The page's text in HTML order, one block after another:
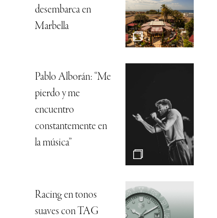
desembarca en
Marbella
Pablo Alborán: “Me
pierdo y me
encuentro
constantemente en
la música”
Racing en tonos
suaves con TAG